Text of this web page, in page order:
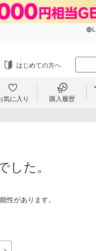
はじめての方へ
気に入り 購入履歴
した。
性があります。